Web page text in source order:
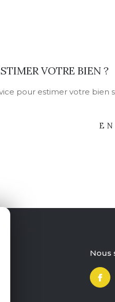
VOTRE BIEN ?
pour estimer votre bien